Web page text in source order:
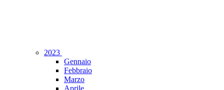
2023
Gennaio
Febbraio
Marzo